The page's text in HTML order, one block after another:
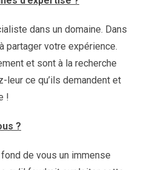
dans un domaine. Dans
partager votre expérience.
et sont à la recherche
leur ce qu’ils demandent et
!
?
de vous un immense